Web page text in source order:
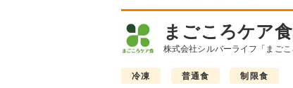
まごころケア食
株式会社シルバーライフ「まごこ
冷凍 普通食 制限食